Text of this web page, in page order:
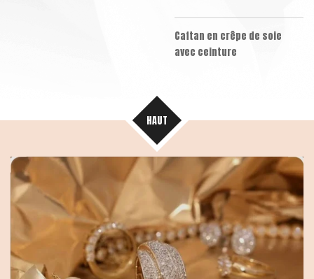
Caftan en crêpe de soie
avec ceinture
HAUT